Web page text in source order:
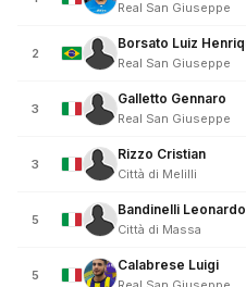
Real San Giuseppe
2
Borsato Luiz
Real San Giuseppe
3
Galletto Gennaro
Real San Giuseppe
3
Rizzo Cristian
Città di Melilli
5
Bandinelli Leonardo
Città di Massa
5
Calabrese Luigi